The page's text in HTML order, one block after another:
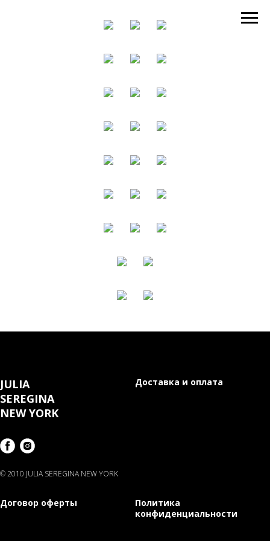
JULIA
SEREGINA
NEW YORK
© 2010 JULIA SEREGINA NEW YORK
Доставка и оплата
Договор оферты
Политика
конфиденциальности